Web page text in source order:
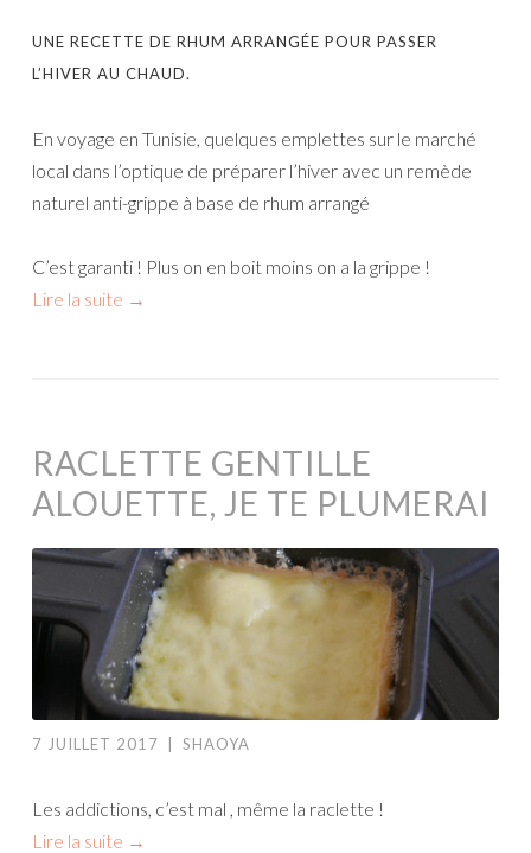
UNE RECETTE DE RHUM ARRANGÉE POUR PASSER
L’HIVER AU CHAUD.
En voyage en Tunisie, quelques emplettes sur le marché
local dans l’optique de préparer l’hiver avec un remède
naturel anti-grippe à base de rhum arrangé
C’est garanti ! Plus on en boit moins on a la grippe !
Lire la suite →
RACLETTE GENTILLE
ALOUETTE, JE TE PLUMERAI
7 JUILLET 2017 SHAOYA
Les addictions, c’est mal , même la raclette !
Lire la suite →